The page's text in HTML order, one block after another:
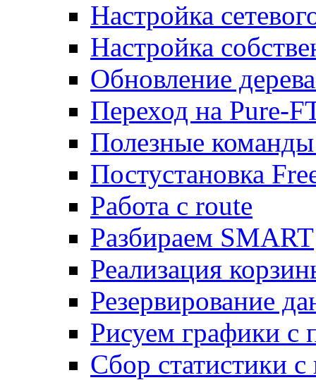
Настройка
Настройка
Обновление
Переход на Pure-
Полезные
Постустановка
Работа с route
Разбираем SMART
Реализация
Резервирование
Рисуем графики
Сбор статистики